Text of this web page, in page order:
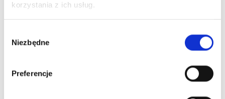
korzystania z ich usług.
zgody
Niezbędne
Preferencje